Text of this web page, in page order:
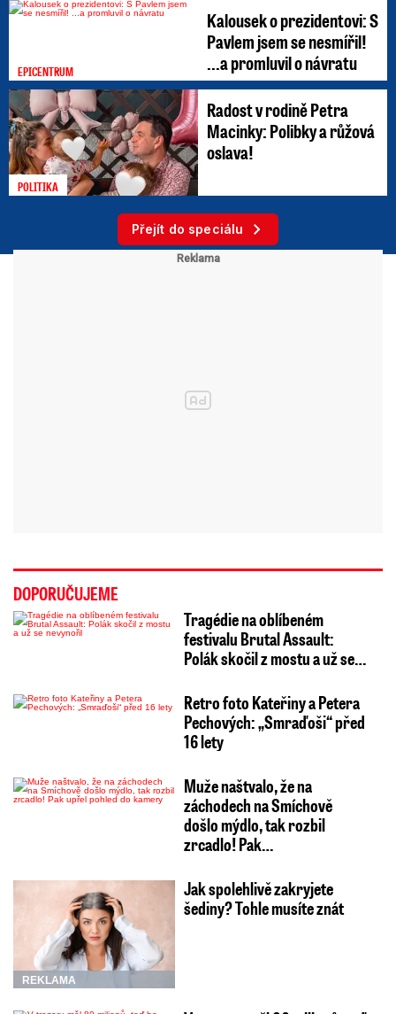
EPICENTRUM
Kalousek o prezidentovi: S
Pavlem jsem se nesmířil!
...a promluvil o návratu
POLITIKA
Radost v rodině Petra
Macinky: Polibky a růžová
oslava!
Přejít do speciálu
DOPORUČUJEME
Tragédie na oblíbeném
festivalu Brutal Assault:
Polák skočil z mostu a už se…
Retro foto Kateřiny a Petera
Pechových: „Smraďoši“ před
16 lety
Muže naštvalo, že na
záchodech na Smíchově
došlo mýdlo, tak rozbil
zrcadlo! Pak…
REKLAMA
Jak spolehlivě zakryjete
šediny? Tohle musíte znát